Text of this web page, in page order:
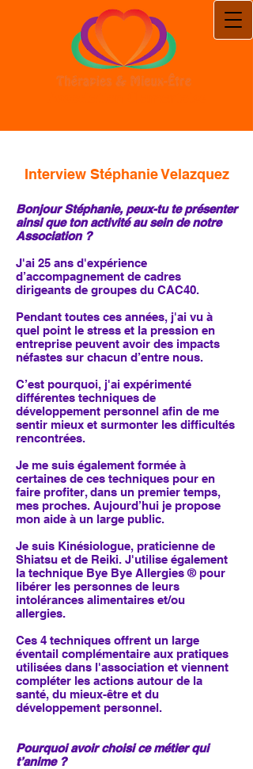
InterviewStéphanie Velazquez
Bonjour Stéphanie, peux-tu te présenter
ainsi que ton activité au sein de notre
Association ?
J'ai 25 ans d'expérience
d’accompagnement de cadres
dirigeants de groupes du CAC40.
Pendant toutes ces années, j'ai vu à
quel point le stress et la pression en
entreprise peuvent avoir des impacts
néfastes sur chacun d’entre nous.
C’est pourquoi, j'ai expérimenté
différentes techniques de
développement personnel afin de me
sentir mieux et surmonter les difficultés
rencontrées.
Je me suis également formée à
certaines de ces techniques pour en
faire profiter, dans un premier temps,
mes proches. Aujourd’hui je propose
mon aide à un large public.
Je suis Kinésiologue, praticienne de
Shiatsu et de Reiki. J'utilise également
la technique Bye Bye Allergies ® pour
libérer les personnes de leurs
intolérances alimentaires et/ou
allergies.
Ces 4 techniques offrent un large
éventail complémentaire aux pratiques
utilisées dans l'association et viennent
compléter les actions autour de la
santé, du mieux-être et du
développement personnel.
Pourquoi avoir choisi ce métier qui
t’anime ?